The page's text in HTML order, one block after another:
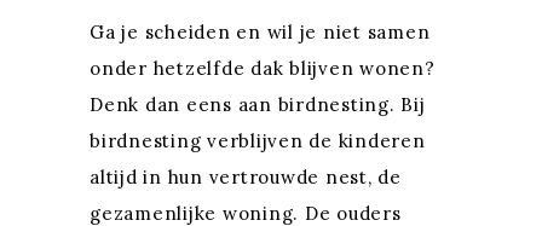
Ga je scheiden en wil je niet samen
onder hetzelfde dak blijven wonen?
Denk dan eens aan birdnesting. Bij
birdnesting verblijven de kinderen
altijd in hun vertrouwde nest, de
gezamenlijke woning. De ouders